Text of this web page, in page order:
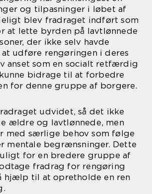
og tilpasninger i løbet af
blev fradraget indført som
at lette byrden på lavtlønnede
der ikke selv havde
udføre rengøringen i deres
anset som en socialt retfærdig
bidrage til at forbedre
for denne gruppe af borgere.
udvidet, så det ikke
ældre og lavtlønnede, men
med særlige behov som følge
mentale begrænsninger. Dette
for en bredere gruppe af
fradrag for rengøring
hjælp til at opretholde en ren